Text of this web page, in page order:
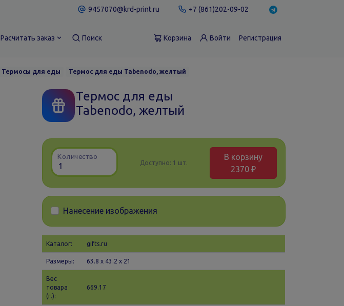
9457070@krd-print.ru +7 (861)202-09-02
Расчитать заказ Поиск Корзина Войти Регистрация
Термосы для еды Термос для еды Tabenodo, желтый
Термос для еды
Tabenodo, желтый
Количество
Доступно: 1 шт.
В корзину
2370 ₽
Нанесение изображения
Каталог: gifts.ru
Размеры: 63.8 х 43.2 x 21
Вес
товара
(г.):
669.17